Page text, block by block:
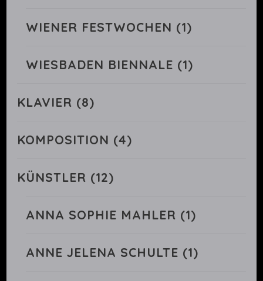
WIENER FESTWOCHEN (1)
WIESBADEN BIENNALE (1)
KLAVIER (8)
KOMPOSITION (4)
KÜNSTLER (12)
ANNA SOPHIE MAHLER (1)
ANNE JELENA SCHULTE (1)